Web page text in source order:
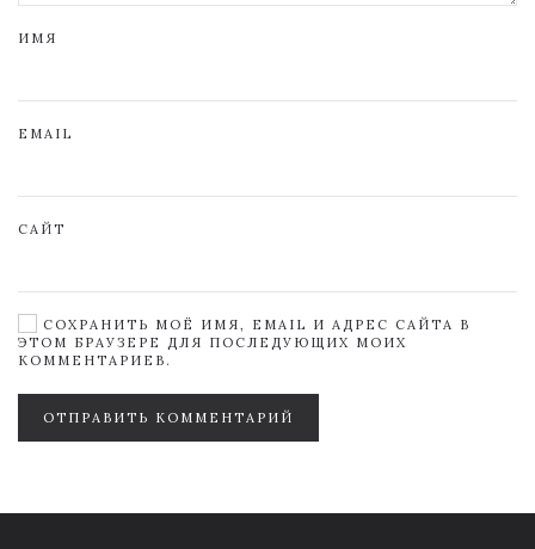
ИМЯ
EMAIL
САЙТ
СОХРАНИТЬ МОЁ ИМЯ, EMAIL И АДРЕС САЙТА В
ЭТОМ БРАУЗЕРЕ ДЛЯ ПОСЛЕДУЮЩИХ МОИХ
КОММЕНТАРИЕВ.
ОТПРАВИТЬ КОММЕНТАРИЙ